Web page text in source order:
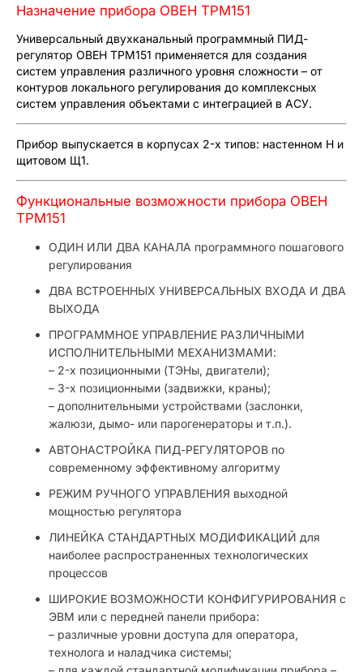
Назначение прибора ОВЕН ТРМ151
Универсальный двухканальный программный ПИД-
регулятор ОВЕН ТРМ151 применяется для создания
систем управления различного уровня сложности – от
контуров локального регулирования до комплексных
систем управления объектами с интеграцией в АСУ.
Прибор выпускается в корпусах 2-х типов: настенном Н и
щитовом Щ1.
Функциональные возможности прибора ОВЕН
ТРМ151
ОДИН ИЛИ ДВА КАНАЛА программного пошагового
регулирования
ДВА ВСТРОЕННЫХ УНИВЕРСАЛЬНЫХ ВХОДА И ДВА
ВЫХОДА
ПРОГРАММНОЕ УПРАВЛЕНИЕ РАЗЛИЧНЫМИ
ИСПОЛНИТЕЛЬНЫМИ МЕХАНИЗМАМИ:
– 2-х позиционными (ТЭНы, двигатели);
– 3-х позиционными (задвижки, краны);
– дополнительными устройствами (заслонки,
жалюзи, дымо- или парогенераторы и т.п.).
АВТОНАСТРОЙКА ПИД-РЕГУЛЯТОРОВ по
современному эффективному алгоритму
РЕЖИМ РУЧНОГО УПРАВЛЕНИЯ выходной
мощностью регулятора
ЛИНЕЙКА СТАНДАРТНЫХ МОДИФИКАЦИЙ для
наиболее распространенных технологических
процессов
ШИРОКИЕ ВОЗМОЖНОСТИ КОНФИГУРИРОВАНИЯ с
ЭВМ или с передней панели прибора:
– различные уровни доступа для оператора,
технолога и наладчика системы;